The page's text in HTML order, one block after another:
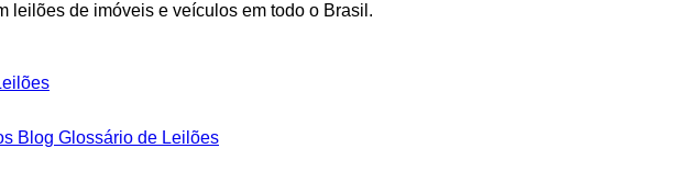
leilões de imóveis e veículos em todo o Brasil.
Blog Glossário de Leilões